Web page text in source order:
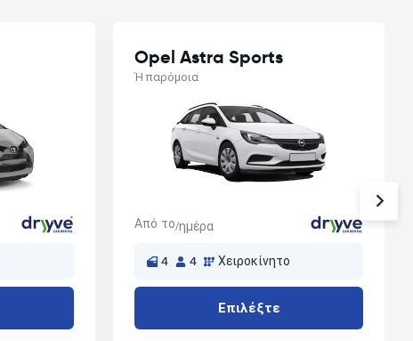
Opel Astra Sports
Ή παρόμοια
Από το/ημέρα
4 4 Χειροκίνητο
Επιλέξτε